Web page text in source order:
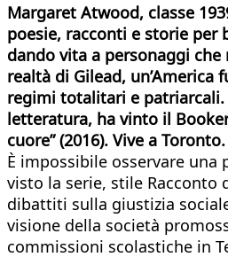
Margaret Atwood, classe
poesie, racconti e storie
dando vita a personaggi che
realtà di Gilead,
regimi totalitari e patriarcali.
letteratura, ha vinto il Booker
cuore” (2016). Vive a Toronto.
È impossibile osservare
visto la serie, stile Racconto
dibattiti sulla giustizia
visione della società
commissioni scolastiche in